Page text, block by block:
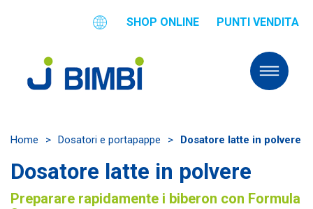
SHOP ONLINE PUNTI VENDITA
Home > Dosatori e portapappe > Dosatore latte in polvere
Dosatore latte in polvere
Preparare rapidamente i biberon con Formula